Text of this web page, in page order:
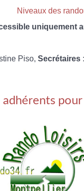
Niveaux des
uniquement
Piso, Secrétaires